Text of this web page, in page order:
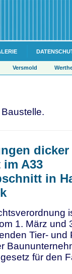
Versmold
A33
in
1. März und
Tier- und
für den